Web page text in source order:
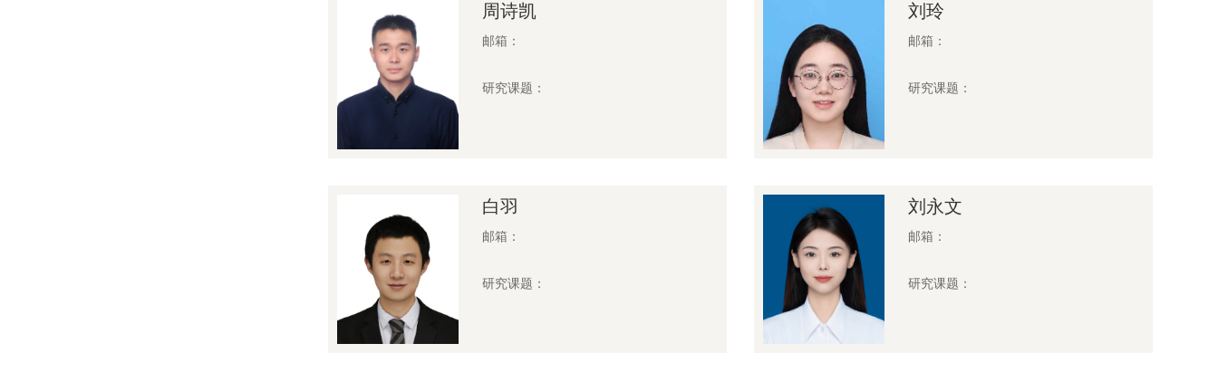
周诗凯
邮箱：
研究课题：
刘玲
邮箱：
研究课题：
白羽
邮箱：
研究课题：
刘永文
邮箱：
研究课题：